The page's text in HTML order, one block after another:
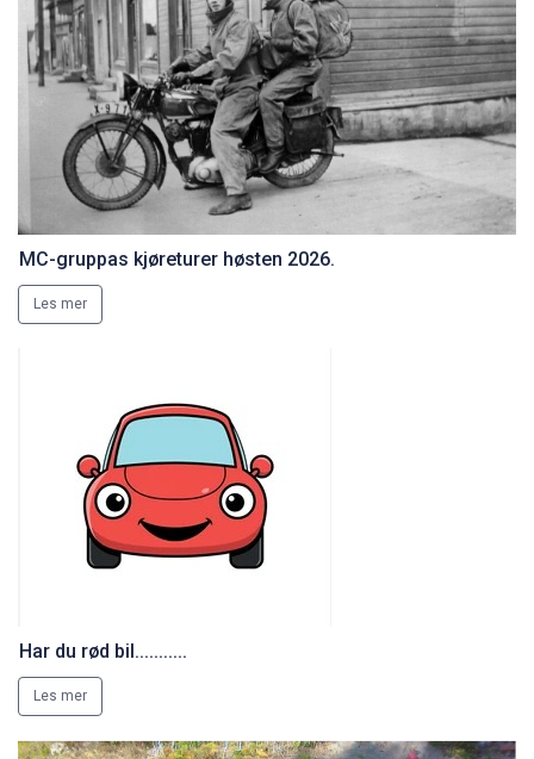
MC-gruppas kjøreturer høsten 2026.
Les mer
Har du rød bil...........
Les mer